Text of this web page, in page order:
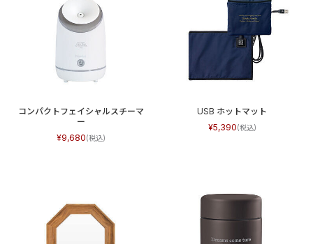
コンパクトフェイシャルスチーマ
ー
9,680
USB ホットマット
5,390